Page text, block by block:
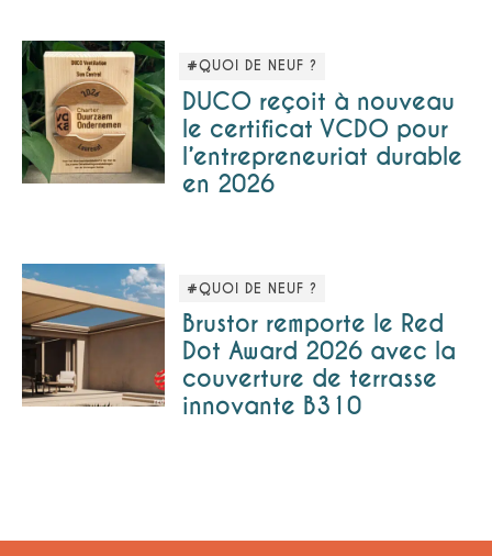
#QUOI DE NEUF ?
DUCO reçoit à nouveau
le certificat VCDO pour
l’entrepreneuriat durable
en 2026
#QUOI DE NEUF ?
Brustor remporte le Red
Dot Award 2026 avec la
couverture de terrasse
innovante B310